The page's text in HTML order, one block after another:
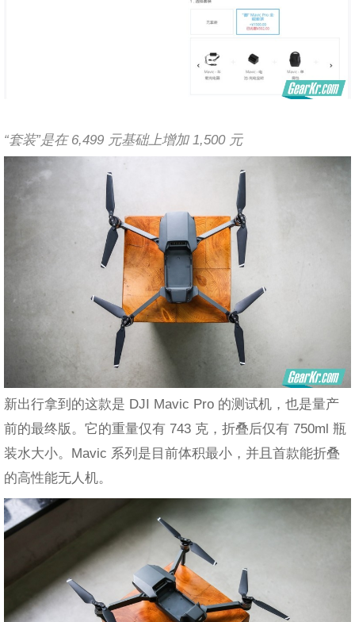
“套装”是在 6,499 元基础上增加 1,500 元
新出行拿到的这款是 DJI Mavic Pro 的测试机，也是量产
前的最终版。它的重量仅有 743 克，折叠后仅有 750ml 瓶
装水大小。Mavic 系列是目前体积最小，并且首款能折叠
的高性能无人机。